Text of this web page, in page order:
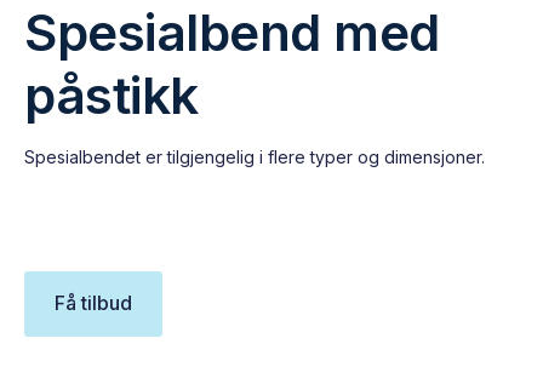
Spesialbend med
påstikk
Spesialbendet er tilgjengelig i flere typer og dimensjoner.
Få tilbud